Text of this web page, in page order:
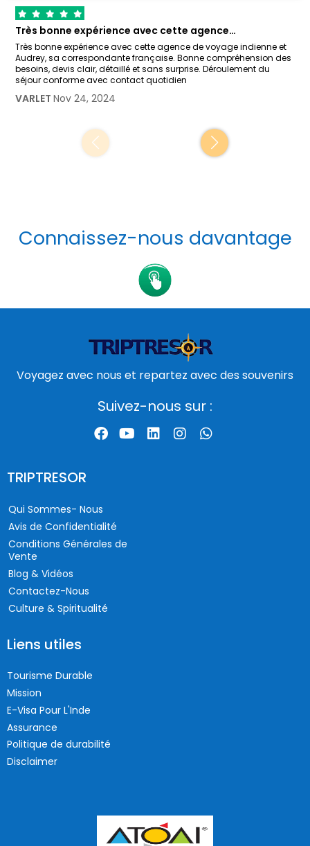
Très bonne expérience avec cette agence…
Très bonne expérience avec cette agence de voyage indienne et
Audrey, sa correspondante française. Bonne compréhension des
besoins, devis clair, détaillé et sans surprise. Déroulement du
séjour conforme avec contact quotidien
VARLET Nov 24, 2024
Connaissez-nous davantage
Voyagez avec nous et repartez avec des souvenirs
Suivez-nous sur :
TRIPTRESOR
Qui Sommes- Nous
Avis de Confidentialité
Conditions Générales de
Vente
Blog & Vidéos
Contactez-Nous
Culture & Spiritualité
Liens utiles
Tourisme Durable
Mission
E-Visa Pour L'Inde
Assurance
Politique de durabilité
Disclaimer